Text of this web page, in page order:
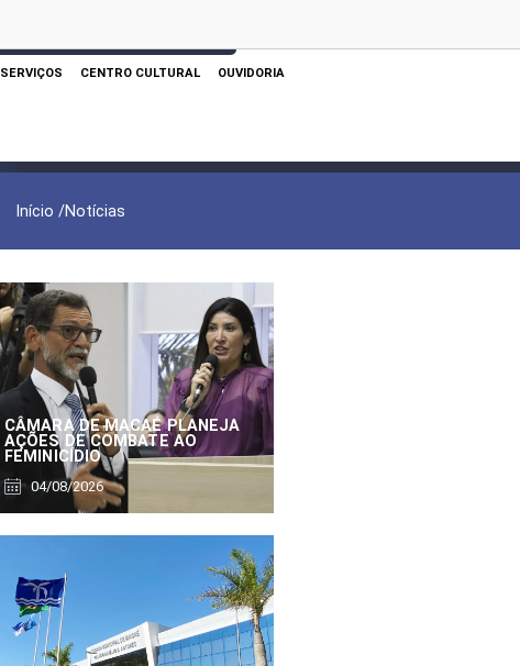
SERVIÇOS CENTRO CULTURAL OUVIDORIA
Início /Notícias
CÂMARA DE MACAÉ PLANEJA
AÇÕES DE COMBATE AO
FEMINICÍDIO
04/08/2026